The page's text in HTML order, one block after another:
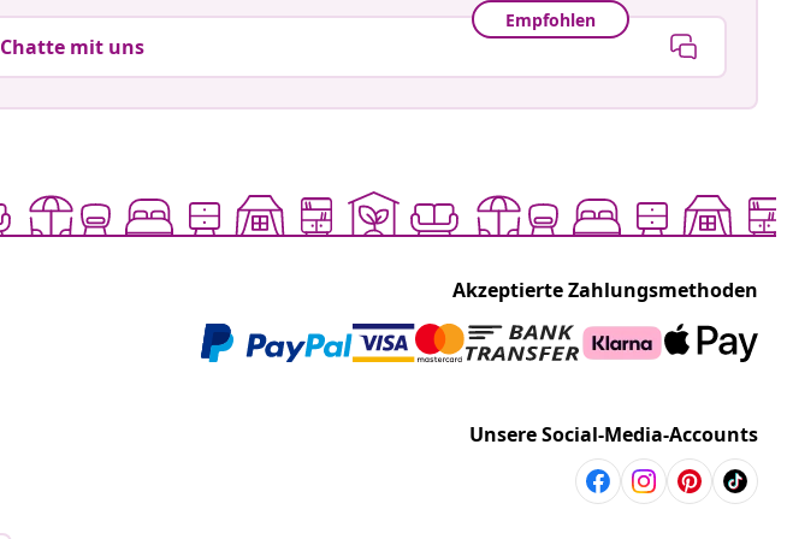
Empfohlen
Chatte mit uns
Akzeptierte Zahlungsmethoden
Unsere Social-Media-Accounts